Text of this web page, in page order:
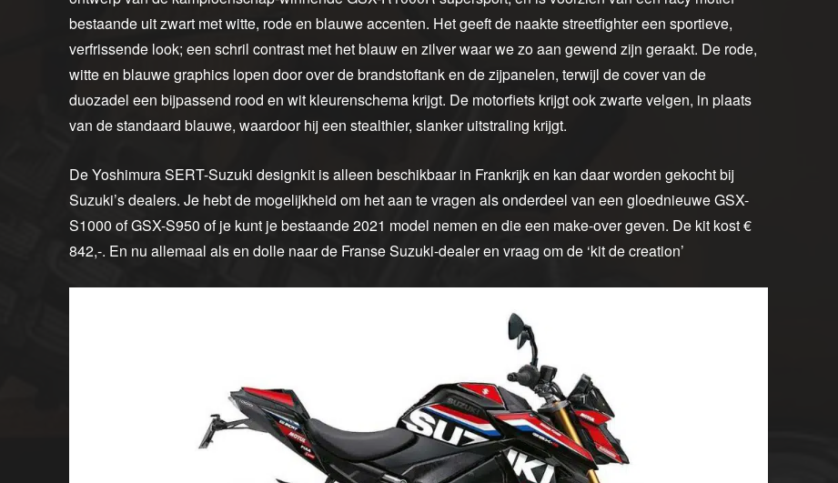
bestaande uit zwart met witte, rode en blauwe accenten. Het geeft de naakte streetfighter een sportieve,
verfrissende look; een schril contrast met het blauw en zilver waar we zo aan gewend zijn geraakt. De rode,
witte en blauwe graphics lopen door over de brandstoftank en de zijpanelen, terwijl de cover van de
duozadel een bijpassend rood en wit kleurenschema krijgt. De motorfiets krijgt ook zwarte velgen, in plaats
van de standaard blauwe, waardoor hij een stealthier, slanker uitstraling krijgt.
De Yoshimura SERT-Suzuki designkit is alleen beschikbaar in Frankrijk en kan daar worden gekocht bij
Suzuki’s dealers. Je hebt de mogelijkheid om het aan te vragen als onderdeel van een gloednieuwe GSX-
S1000 of GSX-S950 of je kunt je bestaande 2021 model nemen en die een make-over geven. De kit kost €
842,-. En nu allemaal als en dolle naar de Franse Suzuki-dealer en vraag om de ‘kit de creation’